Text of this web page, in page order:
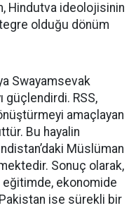
Hindutva ideolojisinin
olduğu dönüm
Swayamsevak
güçlendirdi. RSS,
amaçlayan
Bu hayalin
Müslüman
Sonuç olarak,
ekonomide
ise sürekli bir